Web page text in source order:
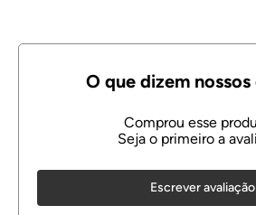
Escrever avaliação